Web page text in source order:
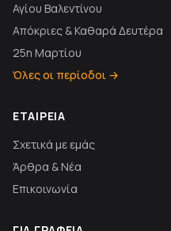
Αγίου Βαλεντίνου
Απόκριες & Καθαρά Δευτέρα
25η Μαρτίου
Όλες οι περίοδοι →
ΕΤΑΙΡΕΊΑ
Σχετικά με εμάς
Άρθρα & Νέα
Επικοινωνία